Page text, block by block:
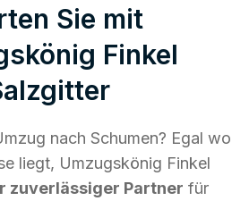
Sie mit
Finkel
nach Schumen? Egal wo
liegt, Umzugskönig Finkel
zuverlässiger Partner für